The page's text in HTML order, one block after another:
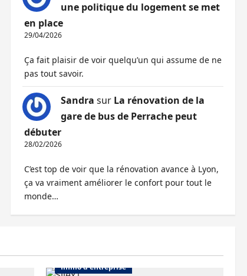
une politique du logement se met
en place
29/04/2026
Ça fait plaisir de voir quelqu’un qui assume de ne
pas tout savoir.
Sandra sur La rénovation de la
gare de bus de Perrache peut
débuter
28/02/2026
C’est top de voir que la rénovation avance à Lyon,
ça va vraiment améliorer le confort pour tout le
monde…
Immo d'entreprise